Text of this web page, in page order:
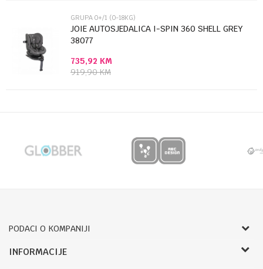
GRUPA 0+/1 (0-18KG)
JOIE AUTOSJEDALICA I-SPIN 360 SHELL GREY
38077
735,92 KM
919,90KM
PODACI O KOMPANIJI
Bojprom d.o.o.
INFORMACIJE